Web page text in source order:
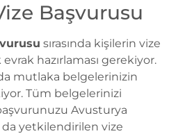
Başvurusu
sırasında kişilerin vize
hazırlaması gerekiyor.
mutlaka belgelerinizin
Tüm belgelerinizi
Avusturya
da yetkilendirilen vize